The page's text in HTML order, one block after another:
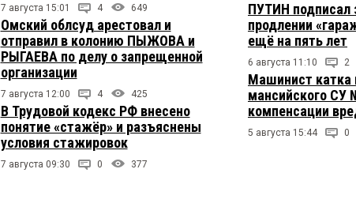
7 августа 15:01 4 649
Омский облсуд арестовал и
отправил в колонию ПЫЖОВА и
РЫГАЕВА по делу о запрещенной
организации
7 августа 12:00 4 425
В Трудовой кодекс РФ внесено
понятие «стажёр» и разъяснены
условия стажировок
7 августа 09:30 0 377
ПУТИН подписал
продлении
ещё на пять лет
6 августа 11:10 2
Машинист катка
мансийского СУ
компенсации
5 августа 15:44 0